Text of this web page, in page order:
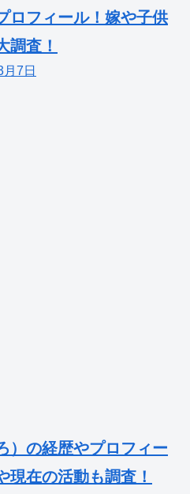
ロフィール！嫁や子供
調査！
7日
）の経歴やプロフィー
現在の活動も調査！